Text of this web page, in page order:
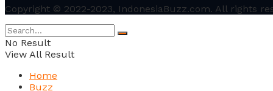
Copyright © 2022-2023, IndonesiaBuzz.com. All rights
No Result
View All Result
Home
Buzz